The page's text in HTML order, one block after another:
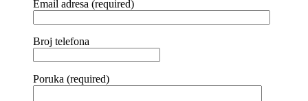
Email adresa (required)
Broj telefona
Poruka (required)